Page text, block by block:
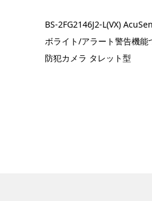
BS-2FG2146J2-L(VX)
ボライト/アラート警告機能
防犯カメラ タレット型